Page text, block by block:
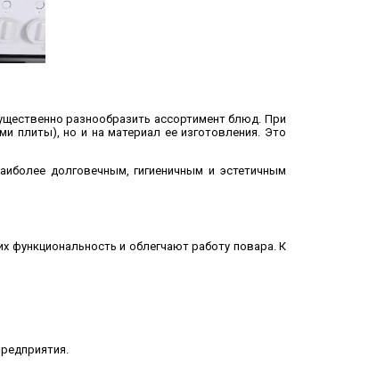
разнообразить ассортимент блюд. При
плиты), но и на материал ее изготовления. Это
долговечным, гигиеничным и эстетичным
и облегчают работу повара. К